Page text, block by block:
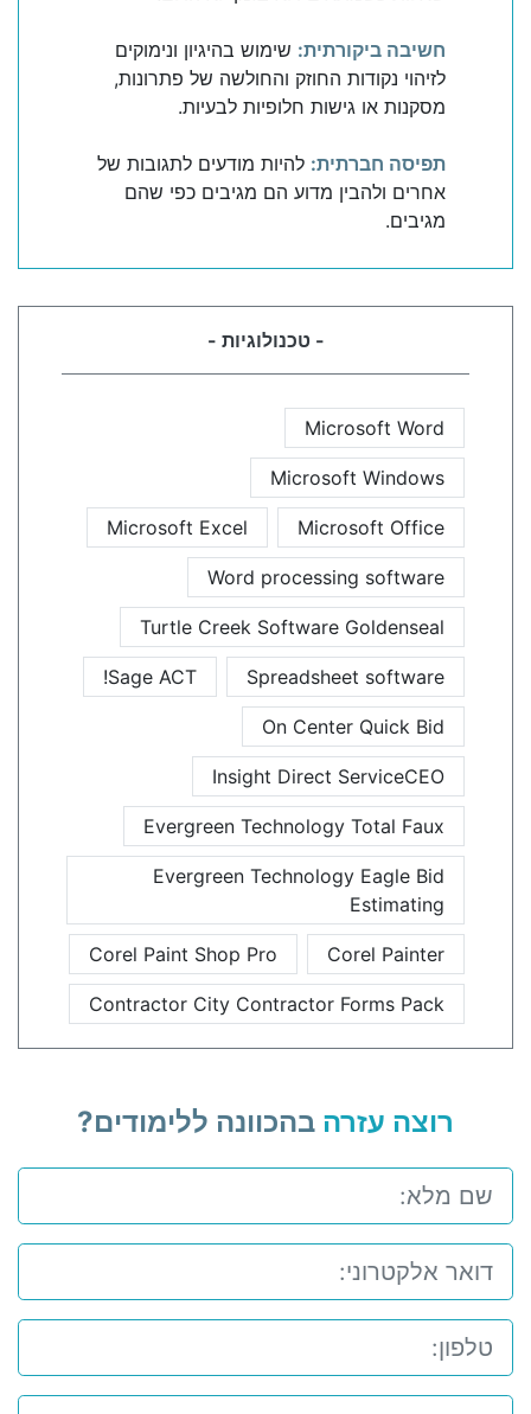
חשיבה ביקורתית: שימוש בהיגיון ונימוקים
לזיהוי נקודות החוזק והחולשה של פתרונות,
מסקנות או גישות חלופיות לבעיות.
תפיסה חברתית: להיות מודעים לתגובות של
אחרים ולהבין מדוע הם מגיבים כפי שהם
מגיבים.
- טכנולוגיות -
Microsoft Word
Microsoft Windows
Microsoft Office
Microsoft Excel
Word processing software
Turtle Creek Software Goldenseal
Spreadsheet software
Sage ACT!
On Center Quick Bid
Insight Direct ServiceCEO
Evergreen Technology Total Faux
Evergreen Technology Eagle Bid
Estimating
Corel Painter
Corel Paint Shop Pro
Contractor City Contractor Forms Pack
רוצה עזרה בהכוונה ללימודים?